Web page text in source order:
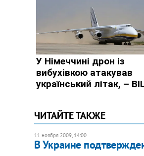
ЧИТАЙТЕ ТАКЖЕ
11 ноября 2009, 14:00
В Украине